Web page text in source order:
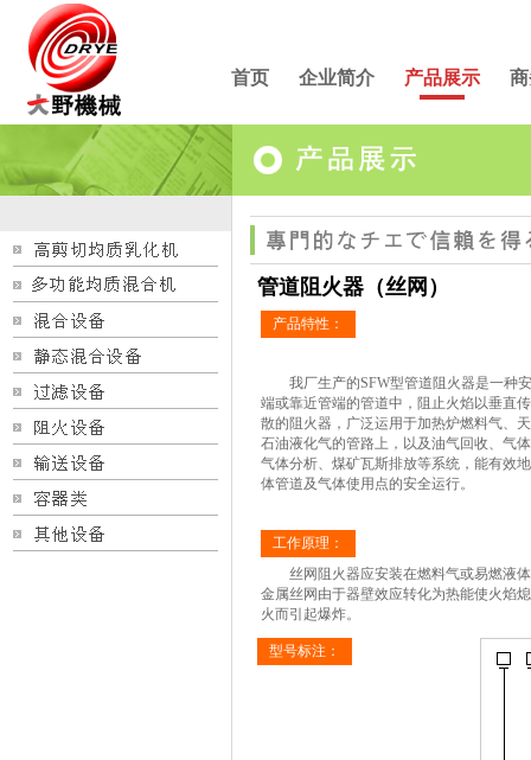
首页 企业简介 产品展示
管道阻火器（丝网）
产品特性：
我厂生产的SFW型管道阻火器是一种
端或靠近管端的管道中，阻止火焰以垂直
散的阻火器，广泛运用于加热炉燃料气、
石油液化气的管路上，以及油气回收、气
气体分析、煤矿瓦斯排放等系统，能有效
体管道及气体使用点的安全运行。
工作原理：
丝网阻火器应安装在燃料气或易燃液体
金属丝网由于器壁效应转化为热能使火焰
火而引起爆炸。
型号标注：